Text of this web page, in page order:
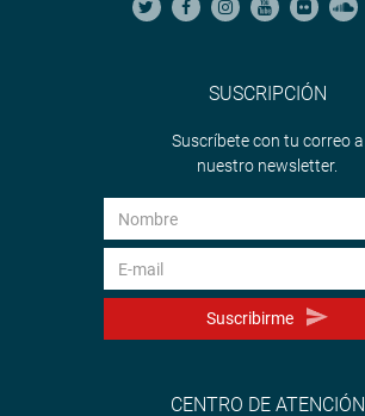
SUSCRIPCIÓN
Suscríbete con tu correo a
nuestro newsletter.
Suscribirme
CENTRO DE ATENCIÓN